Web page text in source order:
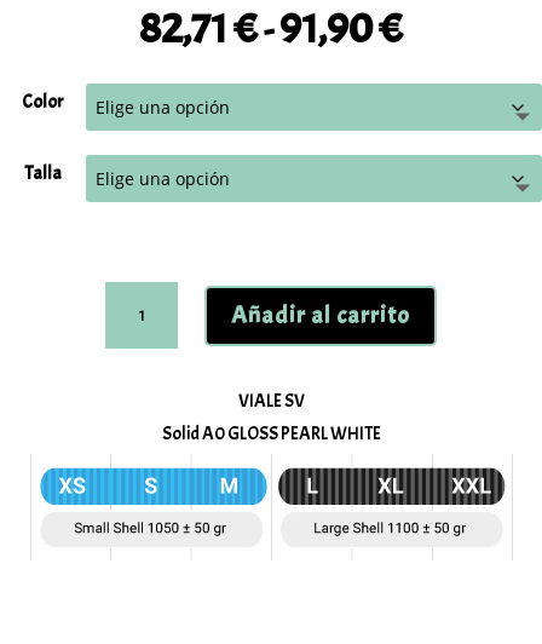
82,71€-91,90€Rango
precios:
desde
82,71 €
hasta
Color
Talla
cantidad
Añadir al carrito
VIALE SV
Solid A0 GLOSS PEARL WHITE